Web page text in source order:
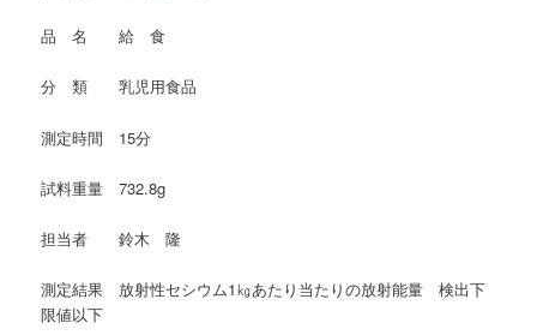
品 名 給 食
分 類 乳児用食品
測定時間 15分
試料重量 732.8g
担当者 鈴木 隆
測定結果 放射性セシウム1㎏あたり当たりの放射能量 検出下
限値以下